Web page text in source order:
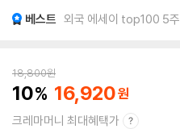
베스트 외국 에세이 top100 5주
18,800원
10 16,920
크레마머니 최대혜택가